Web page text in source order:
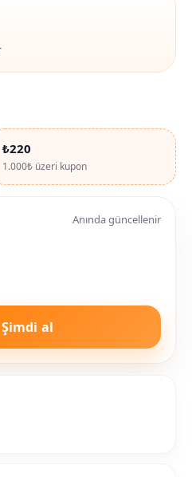
₺220
1.000₺ üzeri kupon
Anında güncellenir
Şimdi al